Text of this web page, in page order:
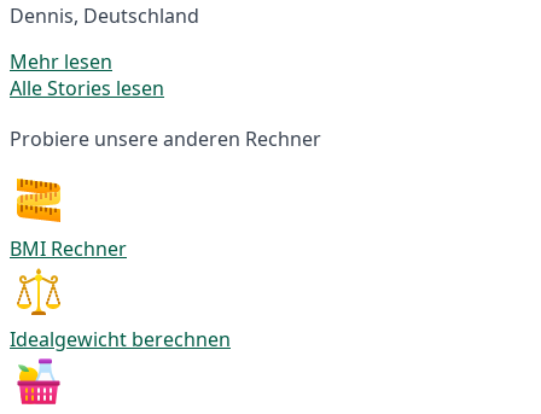
Dennis, Deutschland
Mehr lesen
Alle Stories lesen
Probiere unsere anderen Rechner
BMI Rechner
Idealgewicht berechnen